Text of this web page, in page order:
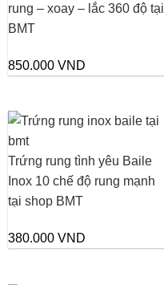
rung – xoay – lắc 360 độ tại
BMT
850.000 VND
Trứng rung tình yêu Baile
Inox 10 chế độ rung mạnh
tại shop BMT
380.000 VND